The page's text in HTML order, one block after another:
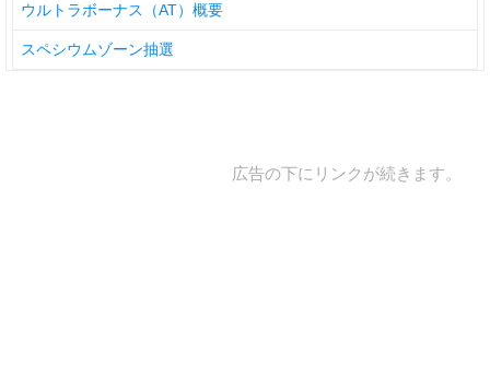
ウルトラボーナス（AT）概要
スペシウムゾーン抽選
広告の下にリンクが続きます。